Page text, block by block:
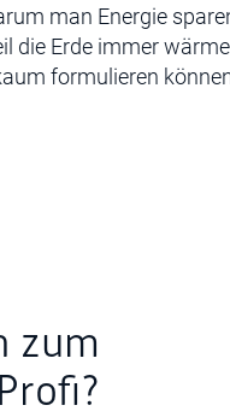
man Energie
die Erde immer
formulieren
zum